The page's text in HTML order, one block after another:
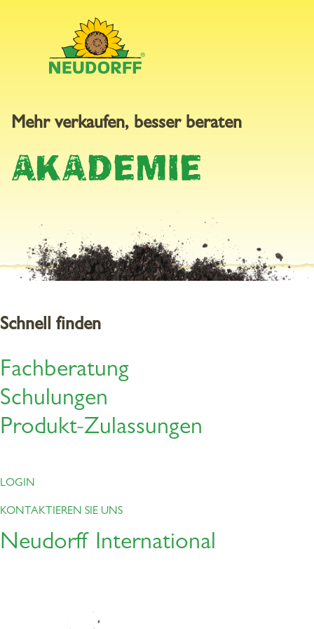
Schnell finden
Fachberatung
Schulungen
Produkt-Zulassungen
LOGIN
KONTAKTIEREN SIE UNS
Neudorff International
Mehr verkaufen, besser beraten
AKADEMIE
DIGITALER
KATALOG
interaktiven Katalog
Gesamtkatalog
2026